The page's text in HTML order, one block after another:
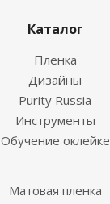
Каталог
Пленка
Дизайны
Purity Russia
Инструменты
Обучение оклейке
Матовая пленка